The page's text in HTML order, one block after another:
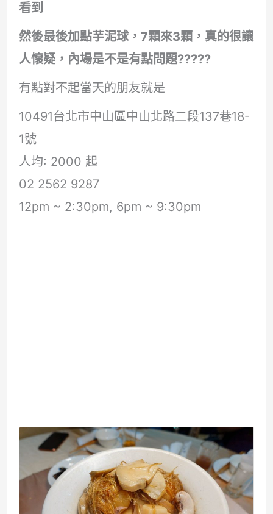
看到
然後最後加點芋泥球，7顆來3顆，真的很讓
人懷疑，內場是不是有點問題?????
有點對不起當天的朋友就是
10491台北市中山區中山北路二段137巷18-
1號
人均: 2000 起
02 2562 9287
12pm ~ 2:30pm, 6pm ~ 9:30pm